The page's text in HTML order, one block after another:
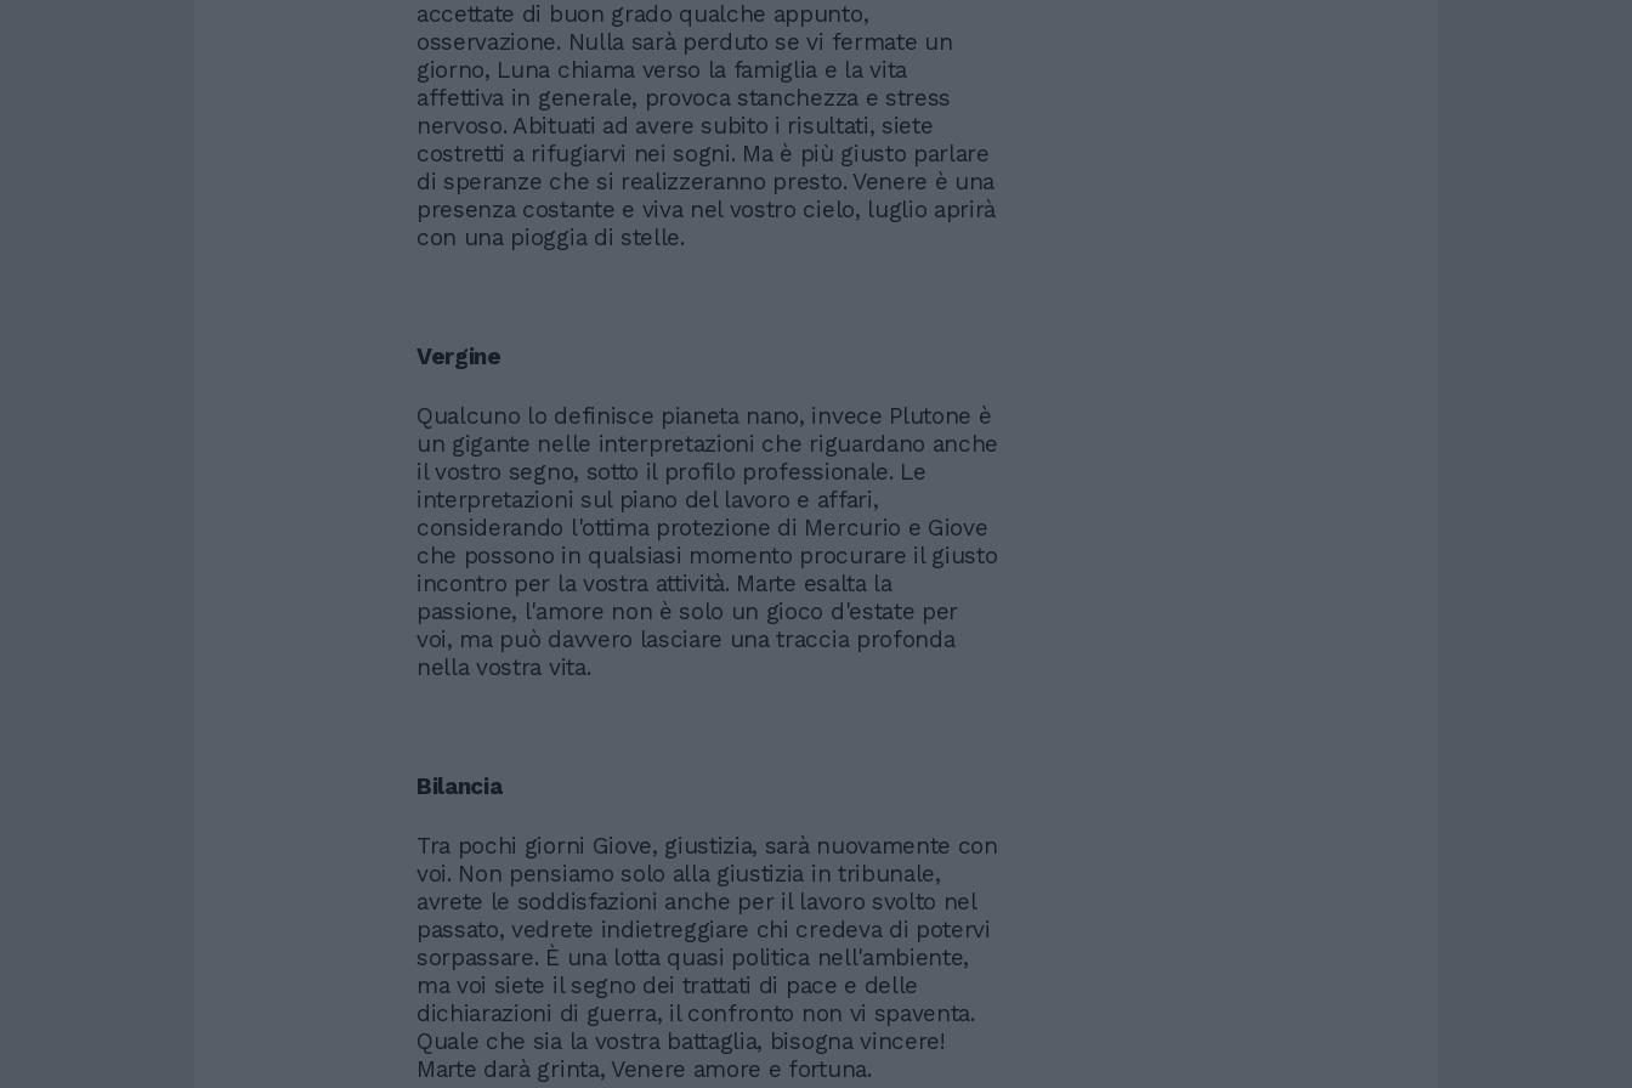
accettate di buon grado qualche appunto,
osservazione. Nulla sarà perduto se vi fermate un
giorno, Luna chiama verso la famiglia e la vita
affettiva in generale, provoca stanchezza e stress
nervoso. Abituati ad avere subito i risultati, siete
costretti a rifugiarvi nei sogni. Ma è più giusto parlare
di speranze che si realizzeranno presto. Venere è una
presenza costante e viva nel vostro cielo, luglio aprirà
con una pioggia di stelle.
Vergine
Qualcuno lo definisce pianeta nano, invece Plutone è
un gigante nelle interpretazioni che riguardano anche
il vostro segno, sotto il profilo professionale. Le
interpretazioni sul piano del lavoro e affari,
considerando l'ottima protezione di Mercurio e Giove
che possono in qualsiasi momento procurare il giusto
incontro per la vostra attività. Marte esalta la
passione, l'amore non è solo un gioco d'estate per
voi, ma può davvero lasciare una traccia profonda
nella vostra vita.
Bilancia
Tra pochi giorni Giove, giustizia, sarà nuovamente con
voi. Non pensiamo solo alla giustizia in tribunale,
avrete le soddisfazioni anche per il lavoro svolto nel
passato, vedrete indietreggiare chi credeva di potervi
sorpassare. È una lotta quasi politica nell'ambiente,
ma voi siete il segno dei trattati di pace e delle
dichiarazioni di guerra, il confronto non vi spaventa.
Quale che sia la vostra battaglia, bisogna vincere!
Marte darà grinta, Venere amore e fortuna.